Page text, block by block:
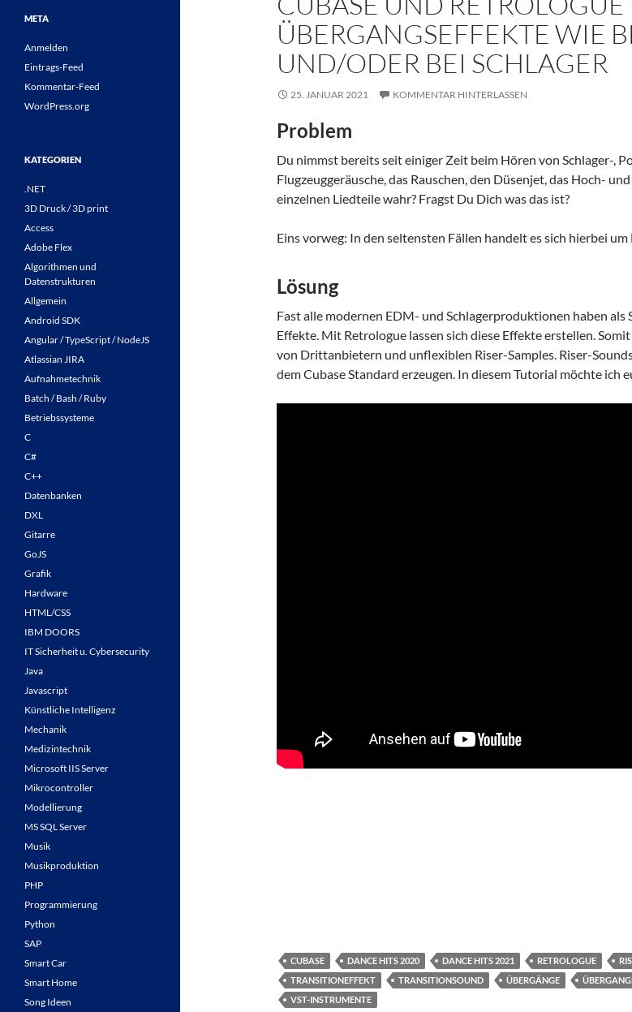
ÜBERGANGSEFFEKTE WIE
UND/ODER BEI SCHLAGER
25. JANUAR 2021 KOMMENTAR HINTERLASSEN
Problem
Du nimmst bereits seit einiger Zeit beim Hören von Schlager-,
Flugzeuggeräusche, das Rauschen, den Düsenjet, das Hoch-
einzelnen Liedteile wahr? Fragst Du Dich was das ist?
Eins vorweg: In den seltensten Fällen handelt es sich hierbei um
Lösung
Fast alle modernen EDM- und Schlagerproduktionen haben als
Effekte. Mit Retrologue lassen sich diese Effekte erstellen.
von Drittanbietern und unflexiblen Riser-Samples. Riser-
dem Cubase Standard erzeugen. In diesem Tutorial möchte ich
CUBASE DANCE HITS 2020 DANCE HITS 2021 RETROLOGUE
TRANSITIONEFFEKT
TRANSITIONSOUND ÜBERGÄNGE
VST-INSTRUMENTE
META
Anmelden
Eintrags-Feed
Kommentar-Feed
WordPress.org
KATEGORIEN
.NET
3D Druck / 3D print
Access
Adobe Flex
Algorithmen und
Datenstrukturen
Allgemein
Android SDK
Angular / TypeScript / NodeJS
Atlassian JIRA
Aufnahmetechnik
Batch / Bash / Ruby
Betriebssysteme
C
C#
C++
Datenbanken
DXL
Gitarre
GoJS
Grafik
Hardware
HTML/CSS
IBM DOORS
IT Sicherheit u. Cybersecurity
Java
Javascript
Künstliche Intelligenz
Mechanik
Medizintechnik
Microsoft IIS Server
Mikrocontroller
Modellierung
MS SQL Server
Musik
Musikproduktion
PHP
Programmierung
Python
SAP
Smart Car
Smart Home
Song Ideen